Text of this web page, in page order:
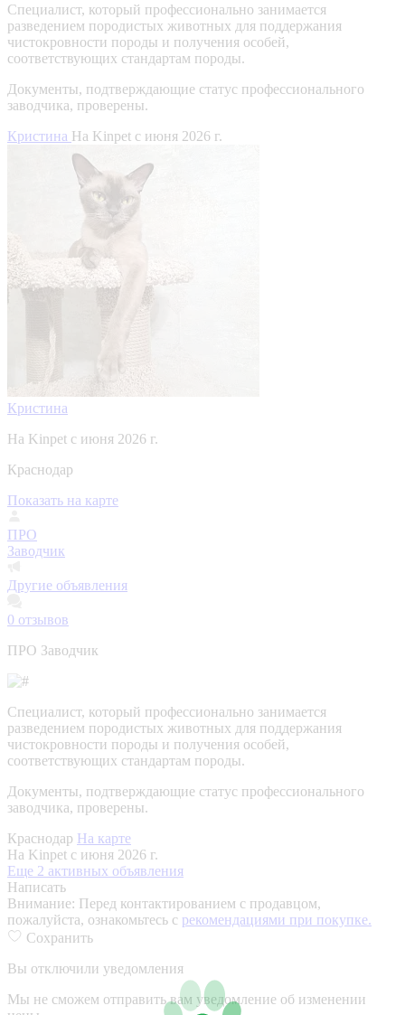
Специалист, который профессионально занимается
разведением породистых животных для поддержания
чистокровности породы и получения особей,
соответствующих стандартам породы.
Документы, подтверждающие статус профессионального
заводчика, проверены.
Кристина На Kinpet c июня 2026 г.
Кристина
На Kinpet c июня 2026 г.
Краснодар
Показать на карте
ПРО
Заводчик
Другие объявления
0 отзывов
ПРО Заводчик
Специалист, который профессионально занимается
разведением породистых животных для поддержания
чистокровности породы и получения особей,
соответствующих стандартам породы.
Документы, подтверждающие статус профессионального
заводчика, проверены.
Краснодар На карте
На Kinpet c июня 2026 г.
Еще 2 активных объявления
Написать
Внимание: Перед контактированием с продавцом,
пожалуйста, ознакомьтесь с рекомендациями при покупке.
Сохранить
Вы отключили уведомления
Мы не сможем отправить вам уведомление об изменении